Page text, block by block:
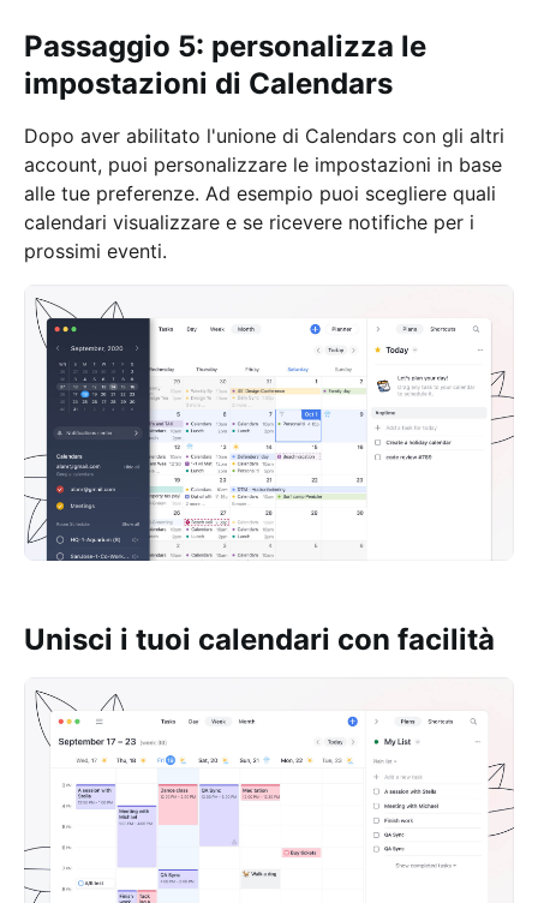
Passaggio 5: personalizza le
impostazioni di Calendars
Dopo aver abilitato l'unione di Calendars con gli altri
account, puoi personalizzare le impostazioni in base
alle tue preferenze. Ad esempio puoi scegliere quali
calendari visualizzare e se ricevere notifiche per i
prossimi eventi.
Unisci i tuoi calendari con facilità